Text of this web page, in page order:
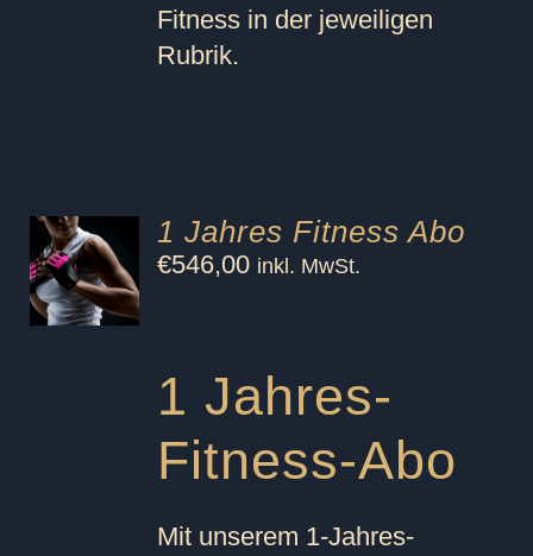
Fitness in der jeweiligen
Rubrik.
1 Jahres Fitness Abo
€546,00 inkl. MwSt.
1 Jahres-
Fitness-Abo
Mit unserem 1-Jahres-